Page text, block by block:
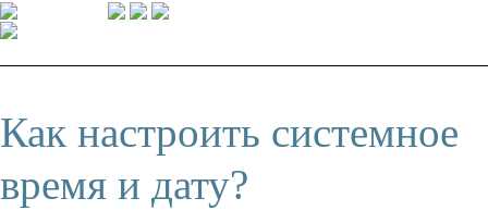
Как настроить системное
время и дату?